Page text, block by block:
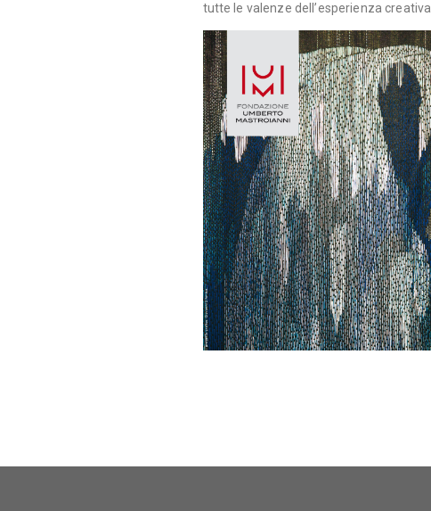
tutte le valenze dell’esperienza creativa.